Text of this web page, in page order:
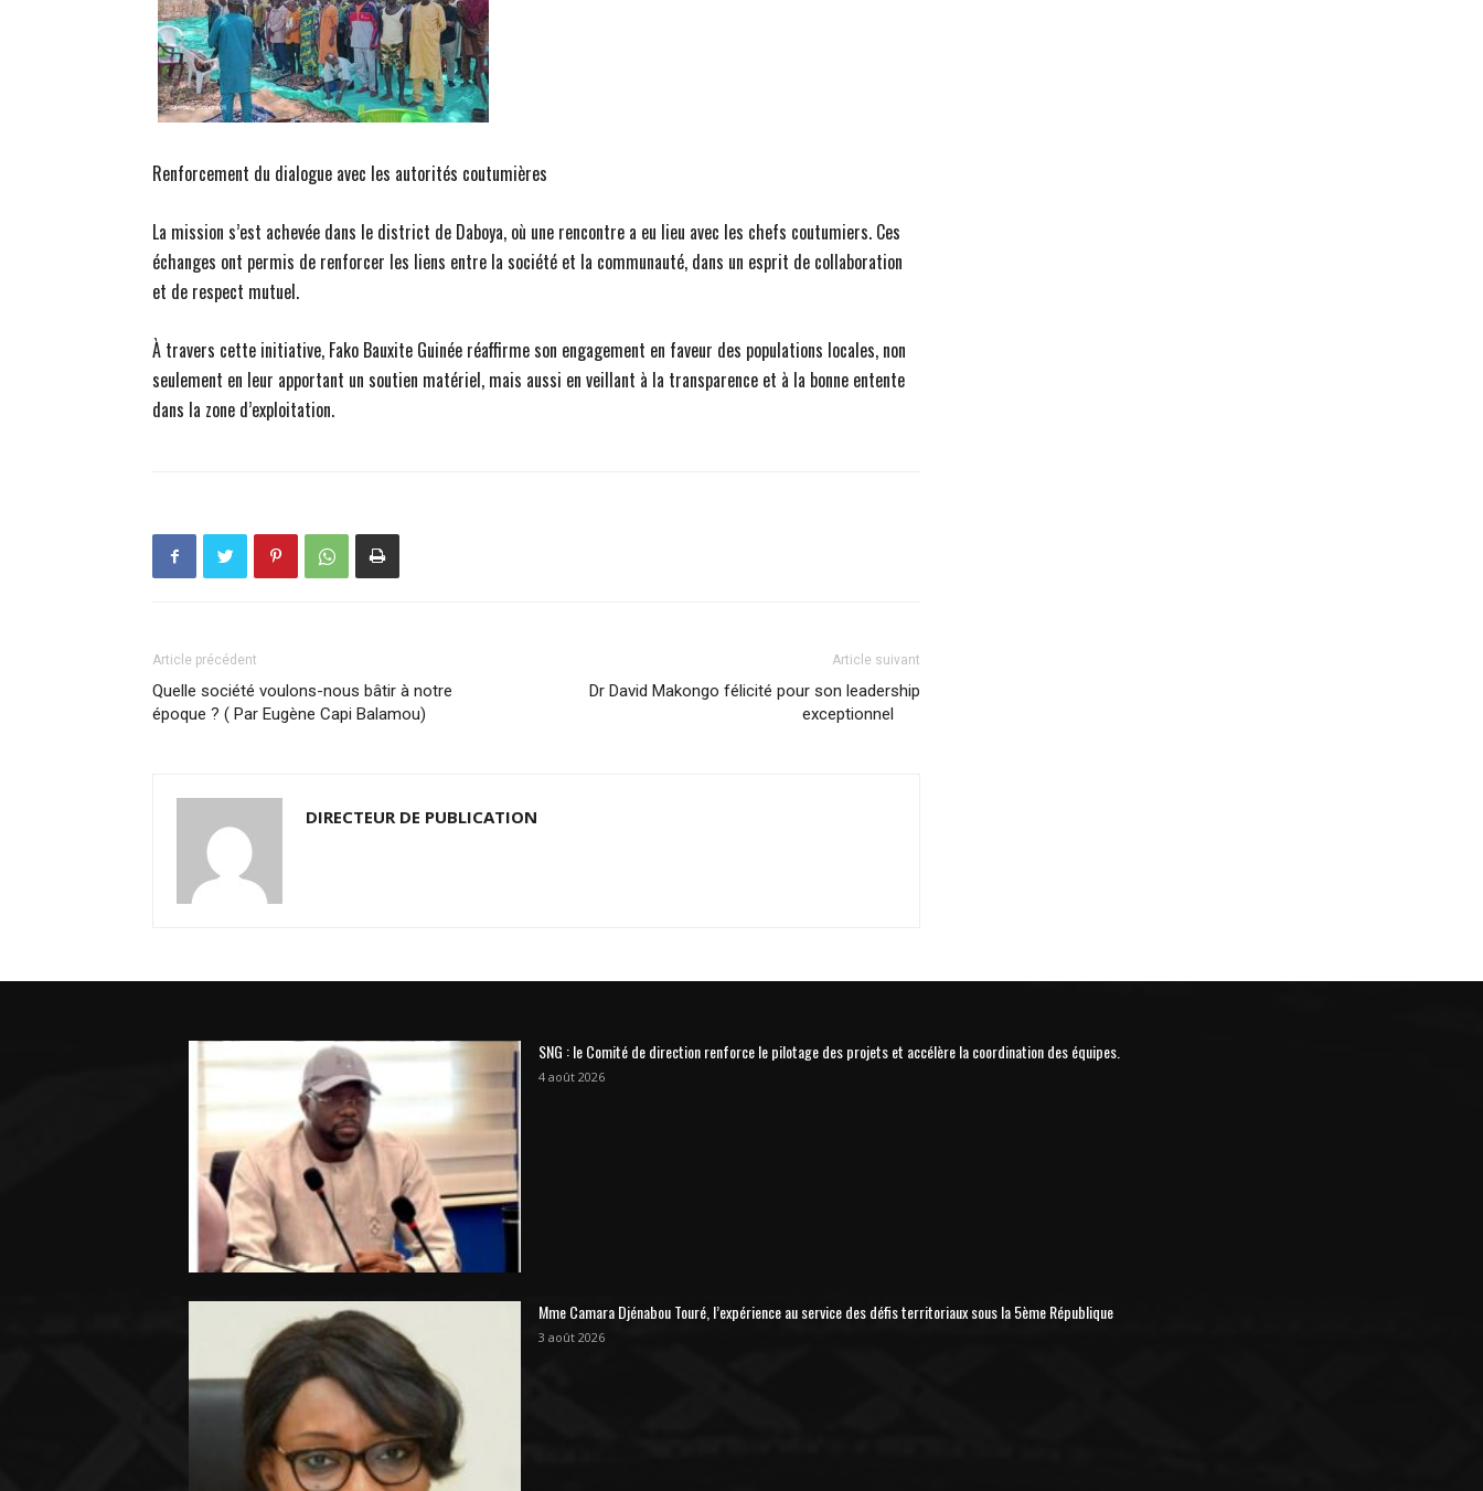
Renforcement du dialogue avec les autorités coutumières
La mission s’est achevée dans le district de Daboya, où une rencontre a eu lieu avec les chefs coutumiers. Ces
échanges ont permis de renforcer les liens entre la société et la communauté, dans un esprit de collaboration
et de respect mutuel.
À travers cette initiative, Fako Bauxite Guinée réaffirme son engagement en faveur des populations locales, non
seulement en leur apportant un soutien matériel, mais aussi en veillant à la transparence et à la bonne entente
dans la zone d’exploitation.
Article précédent
Quelle société voulons-nous bâtir à notre
époque ? ( Par Eugène Capi Balamou)
Article suivant
Dr David Makongo félicité pour son leadership
exceptionnel
DIRECTEUR DE PUBLICATION
SNG : le Comité de direction renforce le pilotage des projets et accélère la coordination des équipes.
4 août 2026
Mme Camara Djénabou Touré, l’expérience au service des défis territoriaux sous la 5ème République
3 août 2026